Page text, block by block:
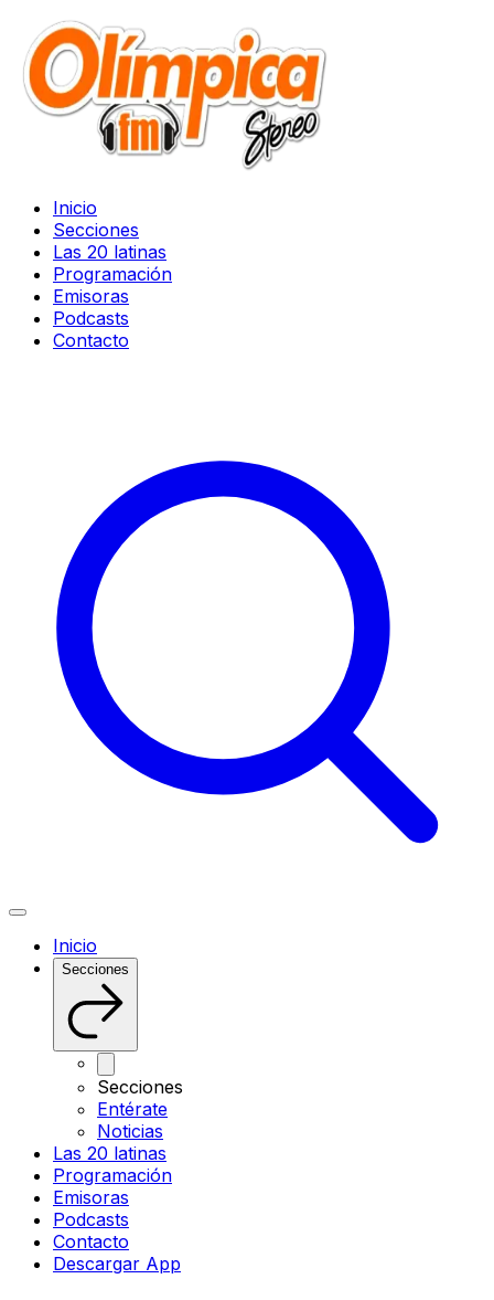
Inicio
Secciones
Las 20 latinas
Programación
Emisoras
Podcasts
Contacto
Inicio
Secciones
Secciones
Entérate
Noticias
Las 20 latinas
Programación
Emisoras
Podcasts
Contacto
Descargar App